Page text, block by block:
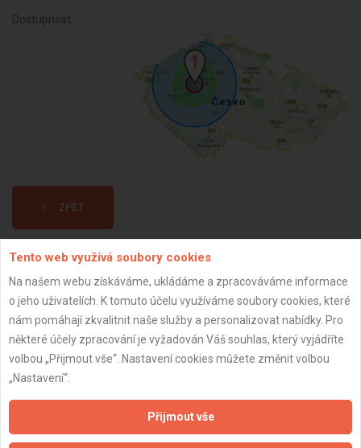
Dostupnost:
ZPĚT
Aktualizováno z portálu ARES dne 05.01.2024 07:45:05
Důležité informace
Zpracování a ochrana osobních údajů
Tento web využívá soubory cookies
Na našem webu získáváme, ukládáme a zpracováváme informace
o jeho uživatelích. K tomuto účelu využíváme soubory cookies, které
nám pomáhají zkvalitnit naše služby a personalizovat nabídky. Pro
některé účely zpracování je vyžadován Váš souhlas, který vyjádříte
volbou „Přijmout vše“. Nastavení cookies můžete změnit volbou
„Nastavení“.
Přijmout vše